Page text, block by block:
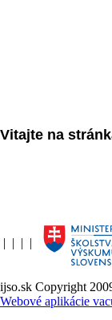
Vitajte na
| | | |
ijso.sk Copyright
Webové aplikácie